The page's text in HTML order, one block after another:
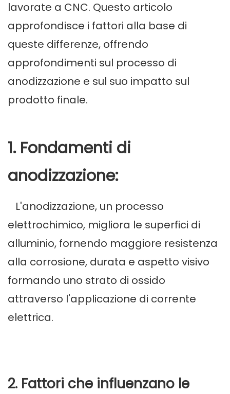
lavorate a CNC. Questo articolo
approfondisce i fattori alla base di
queste differenze, offrendo
approfondimenti sul processo di
anodizzazione e sul suo impatto sul
prodotto finale.
1. Fondamenti di
anodizzazione:
L'anodizzazione, un processo
elettrochimico, migliora le superfici di
alluminio, fornendo maggiore resistenza
alla corrosione, durata e aspetto visivo
formando uno strato di ossido
attraverso l'applicazione di corrente
elettrica.
2. Fattori che influenzano le